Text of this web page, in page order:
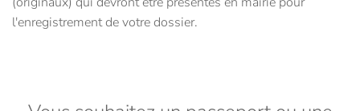
l'enregistrement de votre dossier.